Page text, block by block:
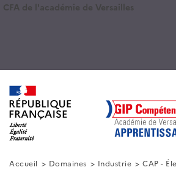
CFA de l'académie de Versailles
Accueil Domaines Industrie CAP -